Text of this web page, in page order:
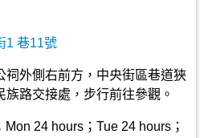
1 巷11號
祠外側右前方，中央街區巷道狹
路交接處，步行前往參觀。
24 hours；Tue 24 hours；